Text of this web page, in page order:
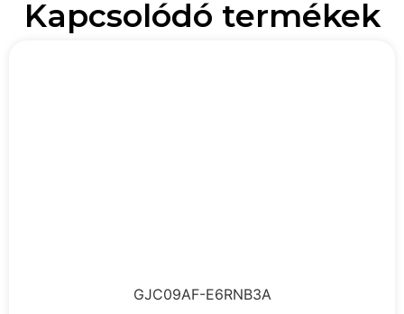
Kapcsolódó termékek
GJC09AF-E6RNB3A